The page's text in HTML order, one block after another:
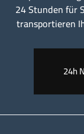
24 Stunden für
transportieren
24h